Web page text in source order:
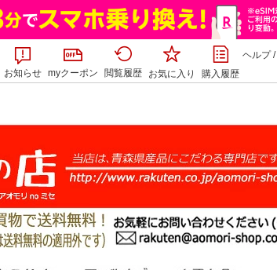
お知らせ myクーポン 閲覧履歴 お気に入り 購入履歴
ヘルプ/